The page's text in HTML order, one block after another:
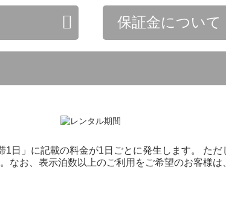
保証金について
1日」に記載の料金が1日ごとに発生します。 た
なお、表示泊数以上のご利用をご希望のお客様